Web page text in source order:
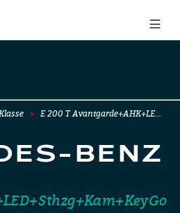
E 200 T Avantgarde+AHK+LE…
BENZ